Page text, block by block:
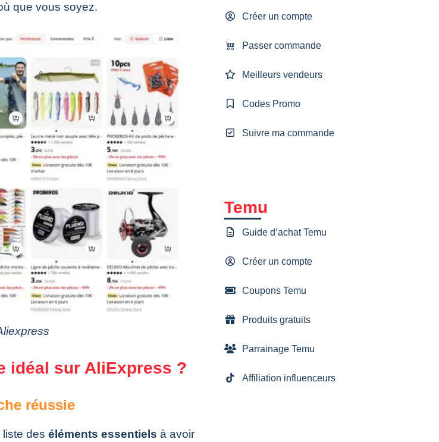
que vous soyez.
idéal sur AliExpress ?
réussie
des éléments essentiels à avoir
Créer un compte
Passer commande
Meilleurs vendeurs
Codes Promo
Suivre ma commande
Temu
Guide d’achat Temu
Créer un compte
Coupons Temu
Produits gratuits
Parrainage Temu
Affiliation influenceurs